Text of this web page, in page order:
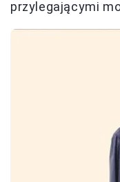
przylegającymi